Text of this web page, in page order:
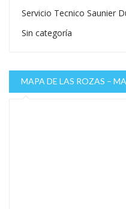
Servicio Tecnico Saunier
Sin categoría
MAPA DE LAS ROZAS –